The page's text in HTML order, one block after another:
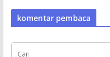
komentar pembaca